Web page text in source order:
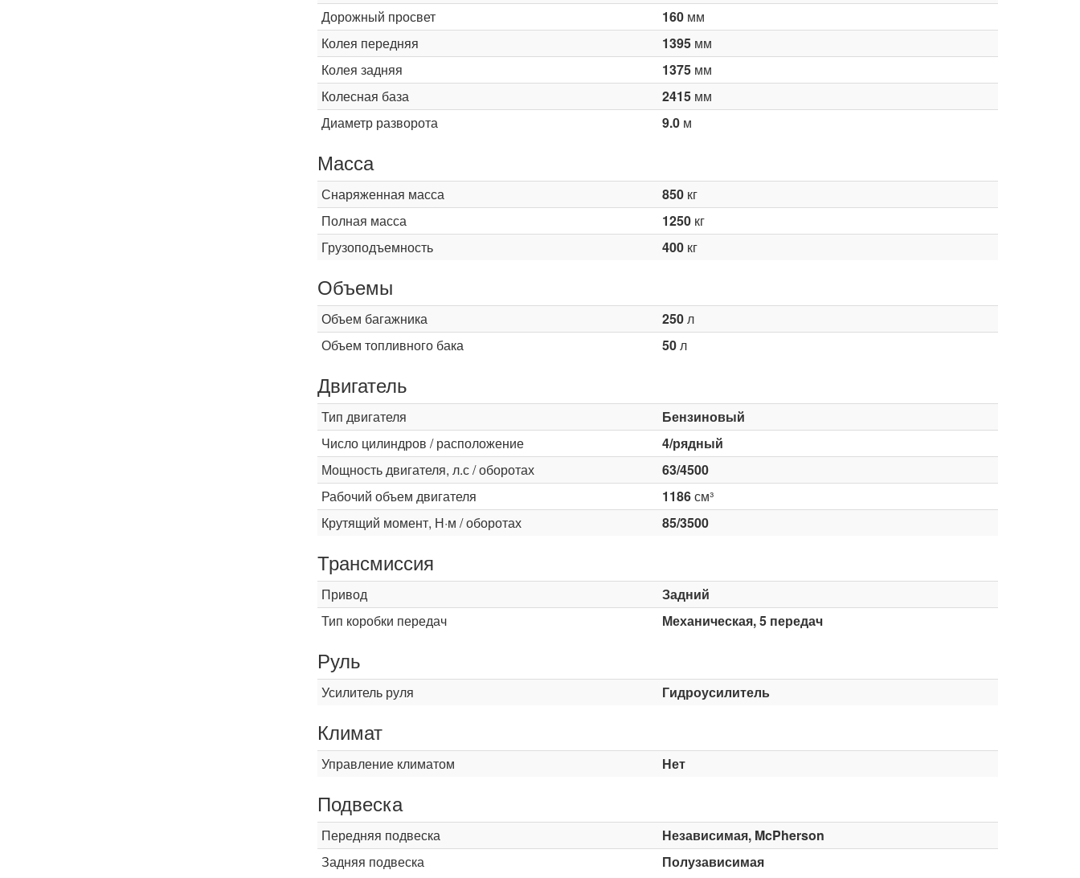
Дорожный просвет
160мм
Колея передняя
1395мм
Колея задняя
1375мм
Колесная база
2415мм
Диаметр разворота
9.0м
Масса
Снаряженная масса 850кг
Полная масса
1250кг
Грузоподъемность
400кг
Объемы
Объем багажника 250л
Объем топливного бака
50л
Двигатель
Тип двигателя
Бензиновый
Число цилиндров / расположение
4/рядный
Мощность двигателя, л.с / оборотах
63/4500
Рабочий объем двигателя
1186см³
Крутящий момент, Н·м / оборотах
85/3500
Трансмиссия
Привод
Задний
Тип коробки передач
Механическая, 5 передач
Руль
Усилитель руля Гидроусилитель
Климат
Управление климатом Нет
Подвеска
Передняя подвеска
Независимая, McPherson
Задняя подвеска
Полузависимая